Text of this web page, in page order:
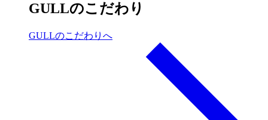
GULLのこだわり
GULLのこだわりへ